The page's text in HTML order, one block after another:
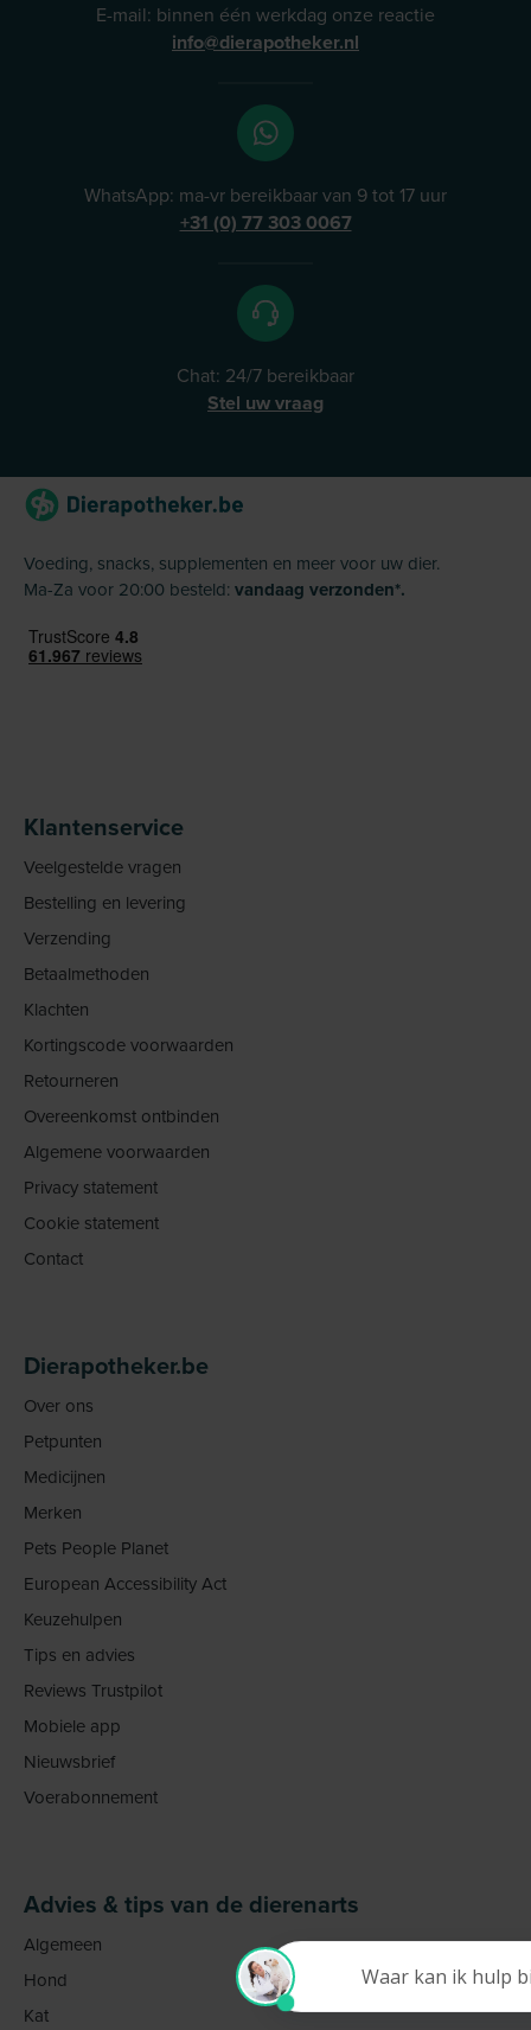
E-mail: binnen één werkdag onze reactie
info@dierapotheker.nl
WhatsApp: ma-vr bereikbaar van 9 tot 17 uur
+31 (0) 77 303 0067
Chat: 24/7 bereikbaar
Stel uw vraag
Voeding, snacks, supplementen en meer voor uw dier.
Ma-Za voor 20:00 besteld: vandaag verzonden*.
Klantenservice
Veelgestelde vragen
Bestelling en levering
Verzending
Betaalmethoden
Klachten
Kortingscode voorwaarden
Retourneren
Overeenkomst ontbinden
Algemene voorwaarden
Privacy statement
Cookie statement
Contact
Dierapotheker.be
Over ons
Petpunten
Medicijnen
Merken
Pets People Planet
European Accessibility Act
Keuzehulpen
Tips en advies
Reviews Trustpilot
Mobiele app
Nieuwsbrief
Voerabonnement
Advies & tips van de dierenarts
Algemeen
Hond
Kat